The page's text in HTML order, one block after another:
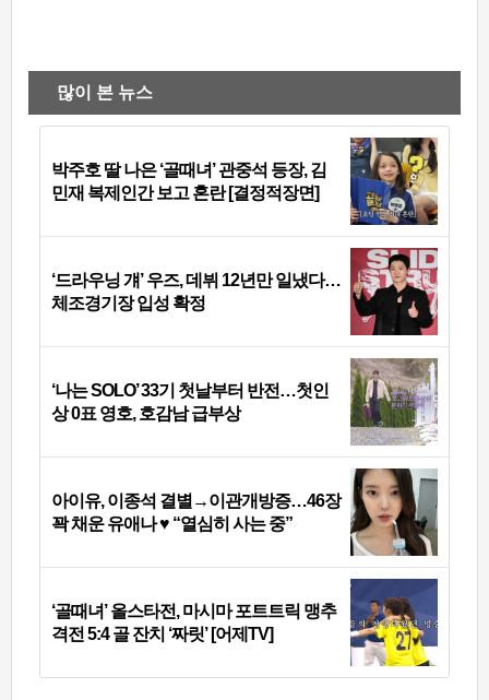
많이 본 뉴스
박주호 딸 나은 ‘골때녀’ 관중석 등장, 김
민재 복제인간 보고 혼란 [결정적장면]
‘드라우닝 걔’ 우즈, 데뷔 12년만 일냈다…
체조경기장 입성 확정
‘나는 SOLO’ 33기 첫날부터 반전…첫인
상 0표 영호, 호감남 급부상
아이유, 이종석 결별→이관개방증…46장
꽉 채운 유애나 ♥ “열심히 사는 중”
‘골때녀’ 올스타전, 마시마 포트트릭 맹추
격전 5:4 골 잔치 ‘짜릿’ [어제TV]